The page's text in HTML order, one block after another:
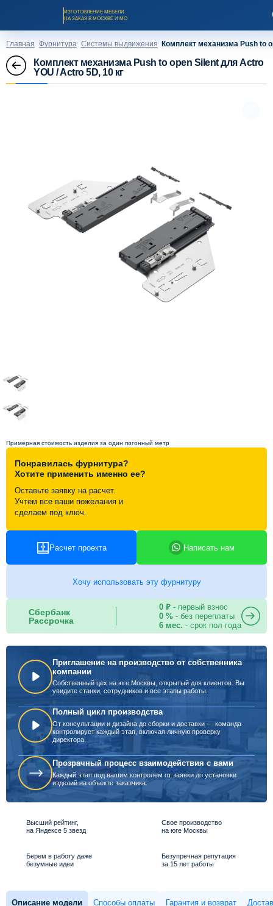
ИЗГОТОВЛЕНИЕ МЕБЕЛИ
НА ЗАКАЗ В МОСКВЕ И МО
О компании
Оплата и доставка
Контакты
Главная Фурнитура Системы выдвижения Комплект механизма Push to
Комплект механизма Push to open Silent для Actro
YOU / Actro 5D, 10 кг
Примерная стоимость изделия за один погонный метр
Понравилась фурнитура?
Хотите применить именно ее?
Оставьте заявку на расчет.
Учтем все ваши пожелания и
сделаем под ключ.
Расчет проекта Написать нам
Хочу использовать эту фурнитуру
Сбербанк
Рассрочка
0 ₽- первый взнос
0 %- без переплаты
6 мес. - срок пол года
Приглашение на производство от собственника
компании
Собственный цех на юге Москвы, открытый для клиентов. Вы
увидите станки, сотрудников и все этапы работы.
Полный цикл производства
От консультации и дизайна до сборки и доставки — команда
контролирует каждый этап, включая личную проверку
директора.
Прозрачный процесс взаимодействия с вами
Каждый этап под вашим контролем от заявки до установки
изделий на объекте заказчика.
Высший рейтинг,
на Яндексе 5 звезд
Свое производство
на юге Москвы
Берем в работу даже
безумные идеи
Безупречная репутация
за 15 лет работы
Описание модели Способы оплаты Гарантия и возврат